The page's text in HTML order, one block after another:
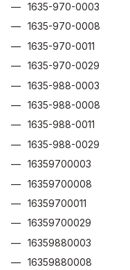
1635-970-0003
1635-970-0008
1635-970-0011
1635-970-0029
1635-988-0003
1635-988-0008
1635-988-0011
1635-988-0029
16359700003
16359700008
16359700011
16359700029
16359880003
16359880008